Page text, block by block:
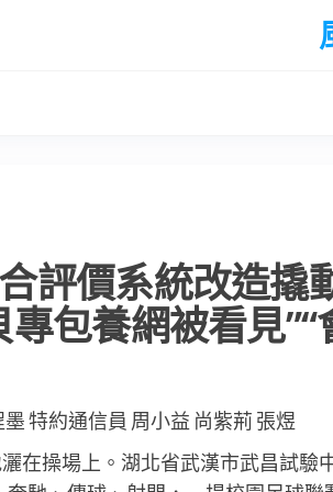
評價系統改造撬
包養網被看見”“
特約通信員 周小益 尚紫荊 張煜
在操場上。湖北省武漢市武昌試驗